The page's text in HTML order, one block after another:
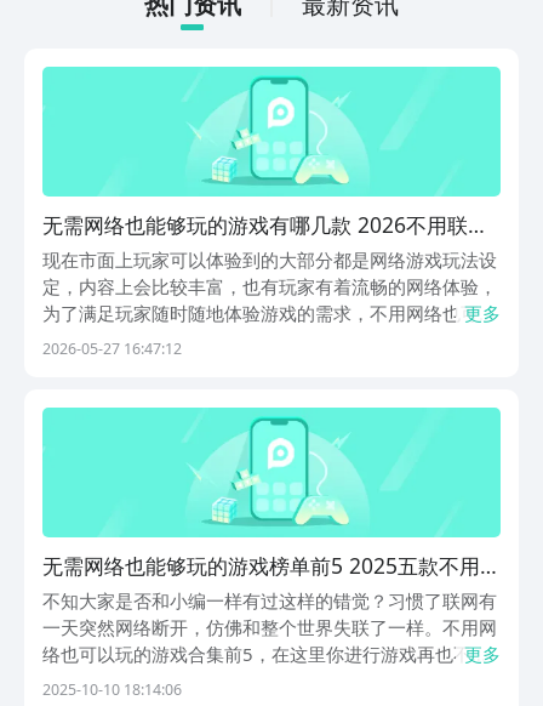
×3D战斗RPG，把原作中的冒险世界全部
容。
无需网络也能够玩的游戏有哪几款 2026不用联网
的不用网络游戏top5
现在市面上玩家可以体验到的大部分都是网络游戏玩法设
定，内容上会比较丰富，也有玩家有着流畅的网络体验，
为了满足玩家随时随地体验游戏的需求，不用网络也可以
玩的游戏在下面跟大家介绍，这些游戏的趣味感很强，并
可...
更多
2026-05-27 16:47:12
无需网络也能够玩的游戏榜单前5 2025五款不用网
络游戏介绍
不知大家是否和小编一样有过这样的错觉？习惯了联网有
一天突然网络断开，仿佛和整个世界失联了一样。不用网
络也可以玩的游戏合集前5，在这里你进行游戏再也不用
看网络的脸色了 ，你也不必看着排行榜中的那些大佬战
更多
2025-10-10 18:14:06